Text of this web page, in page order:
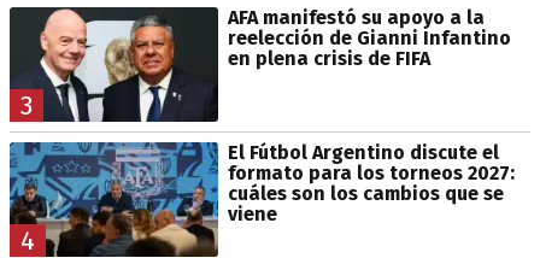
3
AFA manifestó su apoyo a la
reelección de Gianni Infantino
en plena crisis de FIFA
4
El Fútbol Argentino discute el
formato para los torneos 2027:
cuáles son los cambios que se
viene